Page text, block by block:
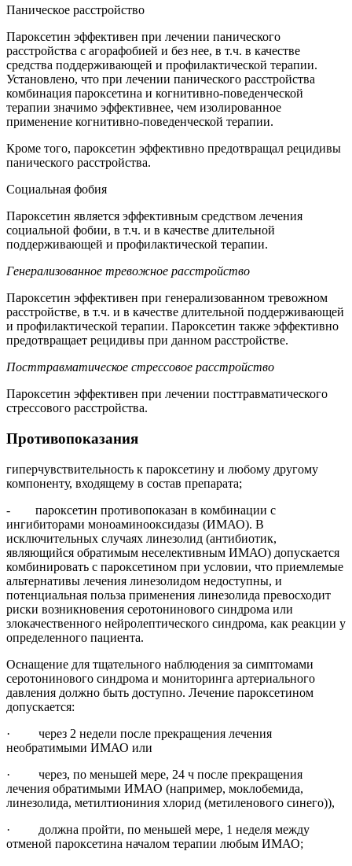
Паническое расстройство
Пароксетин эффективен при лечении панического
расстройства с агорафобией и без нее, в т.ч. в качестве
средства поддерживающей и профилактической терапии.
Установлено, что при лечении панического расстройства
комбинация пароксетина и когнитивно-поведенческой
терапии значимо эффективнее, чем изолированное
применение когнитивно-поведенческой терапии.
Кроме того, пароксетин эффективно предотвращал рецидивы
панического расстройства.
Социальная фобия
Пароксетин является эффективным средством лечения
социальной фобии, в т.ч. и в качестве длительной
поддерживающей и профилактической терапии.
Генерализованное тревожное расстройство
Пароксетин эффективен при генерализованном тревожном
расстройстве, в т.ч. и в качестве длительной поддерживающей
и профилактической терапии. Пароксетин также эффективно
предотвращает рецидивы при данном расстройстве.
Посттравматическое стрессовое расстройство
Пароксетин эффективен при лечении посттравматического
стрессового расстройства.
Противопоказания
гиперчувствительность к пароксетину и любому другому
компоненту, входящему в состав препарата;
- пароксетин противопоказан в комбинации с
ингибиторами моноаминооксидазы (ИМАО). В
исключительных случаях линезолид (антибиотик,
являющийся обратимым неселективным ИМАО) допускается
комбинировать с пароксетином при условии, что приемлемые
альтернативы лечения линезолидом недоступны, и
потенциальная польза применения линезолида превосходит
риски возникновения серотонинового синдрома или
злокачественного нейролептического синдрома, как реакции у
определенного пациента.
Оснащение для тщательного наблюдения за симптомами
серотонинового синдрома и мониторинга артериального
давления должно быть доступно. Лечение пароксетином
допускается:
· через 2 недели после прекращения лечения
необратимыми ИМАО или
· через, по меньшей мере, 24 ч после прекращения
лечения обратимыми ИМАО (например, моклобемида,
линезолида, метилтиониния хлорид (метиленового синего)),
· должна пройти, по меньшей мере, 1 неделя между
отменой пароксетина началом терапии любым ИМАО;